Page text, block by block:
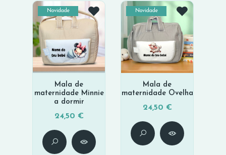
Novidade
Mala de
maternidade Minnie
a dormir
24,50 €
Novidade
Mala de
maternidade Ovelha
24,50 €